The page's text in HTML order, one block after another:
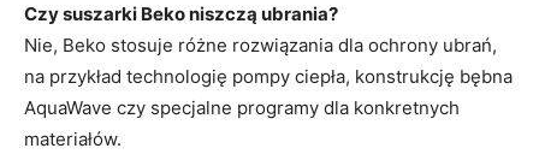
Czy suszarki Beko niszczą ubrania?
Nie, Beko stosuje różne rozwiązania dla ochrony ubrań,
na przykład technologię pompy ciepła, konstrukcję bębna
AquaWave czy specjalne programy dla konkretnych
materiałów.